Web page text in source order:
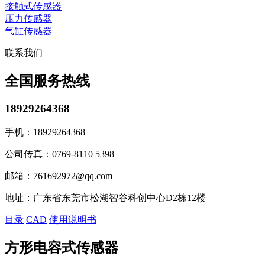
接触式传感器
压力传感器
气缸传感器
联系我们
全国服务热线
18929264368
手机： 18929264368
公司传真： 0769-8110 5398
邮箱： 761692972@qq.com
地址： 广东省东莞市松湖智谷科创中心D2栋12楼
目录 CAD 使用说明书
方形电容式传感器